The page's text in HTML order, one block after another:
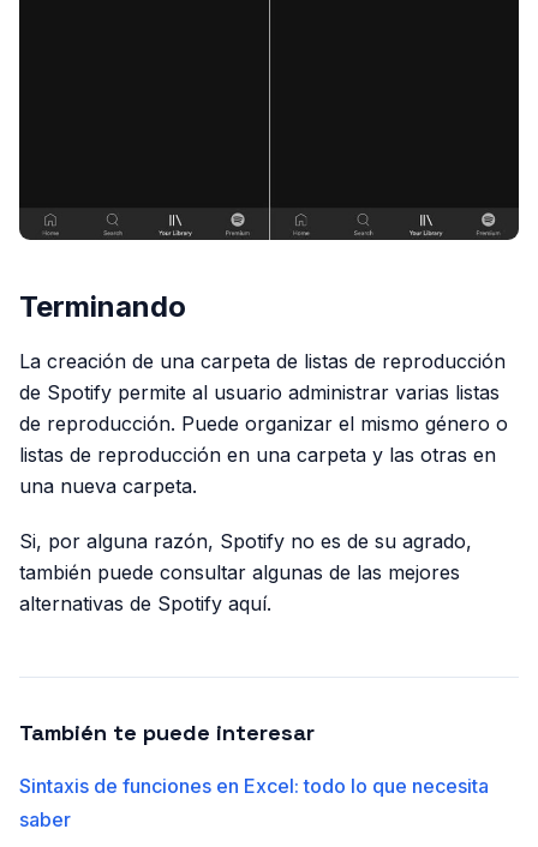
Terminando
La creación de una carpeta de listas de reproducción
de Spotify permite al usuario administrar varias listas
de reproducción. Puede organizar el mismo género o
listas de reproducción en una carpeta y las otras en
una nueva carpeta.
Si, por alguna razón, Spotify no es de su agrado,
también puede consultar algunas de las mejores
alternativas de Spotify aquí.
También te puede interesar
Sintaxis de funciones en Excel: todo lo que necesita
saber